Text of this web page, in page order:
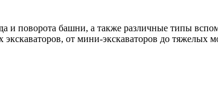
поворота башни, а также различные типы
от мини-экскаваторов до тяжелых